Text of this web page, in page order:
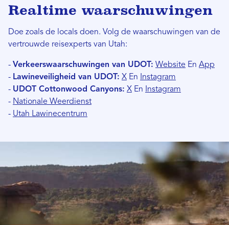
Realtime waarschuwingen
Doe zoals de locals doen. Volg de waarschuwingen van de
vertrouwde reisexperts van Utah:
- Verkeerswaarschuwingen van UDOT: Website En App
- Lawineveiligheid van UDOT: X En
Instagram
- UDOT Cottonwood Canyons: X En
Instagram
- Nationale Weerdienst
- Utah Lawinecentrum